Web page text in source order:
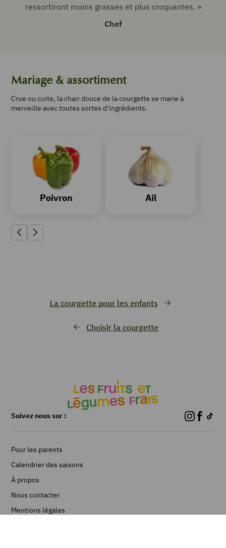
Chef
ressortiront moins grasses et plus croquantes. »
Mariage & assortiment
Crue ou cuite, la chair douce de la courgette se marie à
merveille avec toutes sortes d’ingrédients.
Poivron Ail
Précédent
Suivant
Choisir la courgette
La courgette pour les enfants
Suivez nous sur :
Pour les parents
Calendrier des saisons
À propos
Nous contacter
Mentions légales